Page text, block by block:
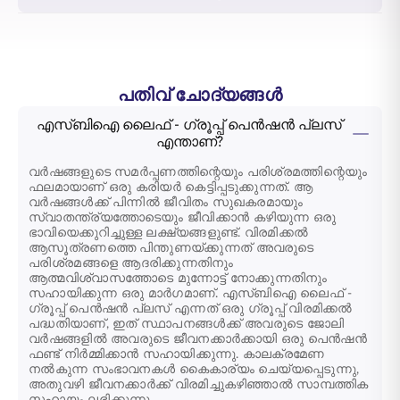
പതിവ് ചോദ്യങ്ങൾ
എസ്‌ബിഐ ലൈഫ് - ഗ്രൂപ്പ് പെൻഷൻ പ്ലസ്
എന്താണ്?
വർഷങ്ങളുടെ സമർപ്പണത്തിന്റെയും പരിശ്രമത്തിന്റെയും
ഫലമായാണ് ഒരു കരിയർ കെട്ടിപ്പടുക്കുന്നത്. ആ
വർഷങ്ങൾക്ക് പിന്നിൽ ജീവിതം സുഖകരമായും
സ്വാതന്ത്ര്യത്തോടെയും ജീവിക്കാൻ കഴിയുന്ന ഒരു
ഭാവിയെക്കുറിച്ചുള്ള ലക്ഷ്യങ്ങളുണ്ട്. വിരമിക്കൽ
ആസൂത്രണത്തെ പിന്തുണയ്ക്കുന്നത് അവരുടെ
പരിശ്രമങ്ങളെ ആദരിക്കുന്നതിനും
ആത്മവിശ്വാസത്തോടെ മുന്നോട്ട് നോക്കുന്നതിനും
സഹായിക്കുന്ന ഒരു മാർഗമാണ്. എസ്‌ബി‌ഐ ലൈഫ് -
ഗ്രൂപ്പ് പെൻഷൻ പ്ലസ് എന്നത് ഒരു ഗ്രൂപ്പ് വിരമിക്കൽ
പദ്ധതിയാണ്, ഇത് സ്ഥാപനങ്ങൾക്ക് അവരുടെ ജോലി
വർഷങ്ങളിൽ അവരുടെ ജീവനക്കാർക്കായി ഒരു പെൻഷൻ
ഫണ്ട് നിർമ്മിക്കാൻ സഹായിക്കുന്നു. കാലക്രമേണ
നൽകുന്ന സംഭാവനകൾ കൈകാര്യം ചെയ്യപ്പെടുന്നു,
അതുവഴി ജീവനക്കാർക്ക് വിരമിച്ചുകഴിഞ്ഞാൽ സാമ്പത്തിക